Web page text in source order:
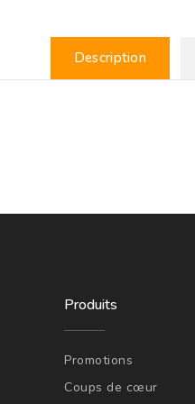
Description
Produits
Promotions
Coups de cœur